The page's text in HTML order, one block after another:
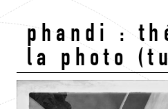
phandi :
la photo